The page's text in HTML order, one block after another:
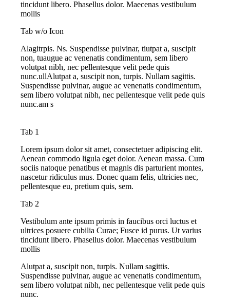
tincidunt libero. Phasellus dolor. Maecenas vestibulum
mollis
Tab w/o Icon
Alagitrpis. Ns. Suspendisse pulvinar, tiutpat a, suscipit
non, tuaugue ac venenatis condimentum, sem libero
volutpat nibh, nec pellentesque velit pede quis
nunc.ullAlutpat a, suscipit non, turpis. Nullam sagittis.
Suspendisse pulvinar, augue ac venenatis condimentum,
sem libero volutpat nibh, nec pellentesque velit pede quis
nunc.am s
Tab 1
Lorem ipsum dolor sit amet, consectetuer adipiscing elit.
Aenean commodo ligula eget dolor. Aenean massa. Cum
sociis natoque penatibus et magnis dis parturient montes,
nascetur ridiculus mus. Donec quam felis, ultricies nec,
pellentesque eu, pretium quis, sem.
Tab 2
Vestibulum ante ipsum primis in faucibus orci luctus et
ultrices posuere cubilia Curae; Fusce id purus. Ut varius
tincidunt libero. Phasellus dolor. Maecenas vestibulum
mollis
Alutpat a, suscipit non, turpis. Nullam sagittis.
Suspendisse pulvinar, augue ac venenatis condimentum,
sem libero volutpat nibh, nec pellentesque velit pede quis
nunc.